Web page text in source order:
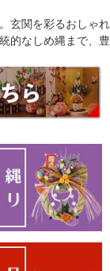
玄関を彩るおしゃれ
的なしめ縄まで、豊